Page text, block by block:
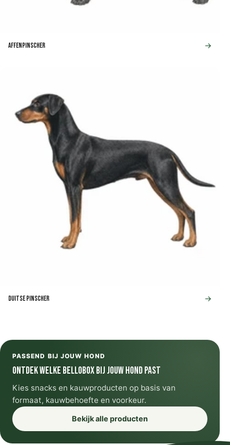
Affenpinscher →
Duitse Pinscher →
PASSEND BIJ JOUW HOND
Ontdek welke Bellobox bij jouw hond past
Kies snacks en kauwproducten op basis van
formaat, kauwbehoefte en voorkeur.
Bekijk alle producten